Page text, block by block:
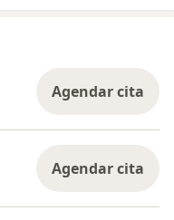
Agendar cita
Agendar cita